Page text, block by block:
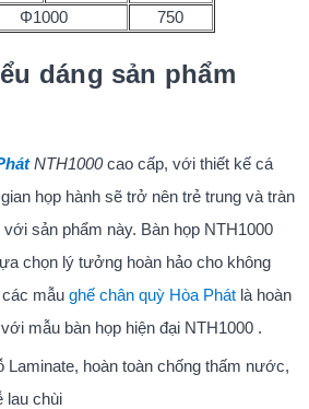
Φ1000 750
dáng sản phẩm
NTH1000cao cấp, với thiết kế cá
họp hành sẽ trở nên trẻ trung và tràn
sản phẩm này. Bàn họp NTH1000
chọn lý tưởng hoàn hảo cho không
các mẫu ghế chân quỳ Hòa Phátlà hoàn
mẫu bàn họp hiện đại NTH1000 .
Laminate, hoàn toàn chống thấm nước,
lau chùi